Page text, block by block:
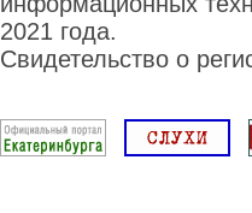
2021 года.
Свидетельство о